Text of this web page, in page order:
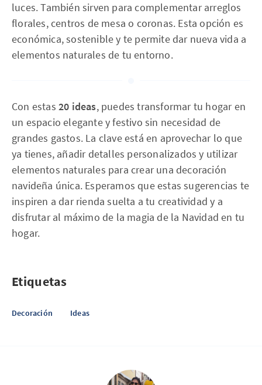
luces. También sirven para complementar arreglos
florales, centros de mesa o coronas. Esta opción es
económica, sostenible y te permite dar nueva vida a
elementos naturales de tu entorno.
Con estas 20 ideas, puedes transformar tu hogar en
un espacio elegante y festivo sin necesidad de
grandes gastos. La clave está en aprovechar lo que
ya tienes, añadir detalles personalizados y utilizar
elementos naturales para crear una decoración
navideña única. Esperamos que estas sugerencias te
inspiren a dar rienda suelta a tu creatividad y a
disfrutar al máximo de la magia de la Navidad en tu
hogar.
Etiquetas
Decoración Ideas